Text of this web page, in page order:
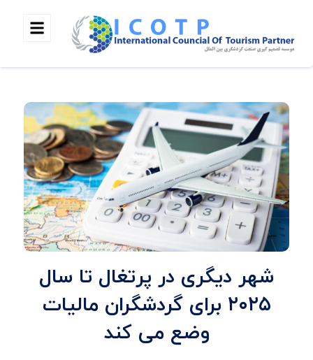
شهر دیگری در پرتغال تا سال
۲۰۲۵ برای گردشگران مالیات
وضع می کند